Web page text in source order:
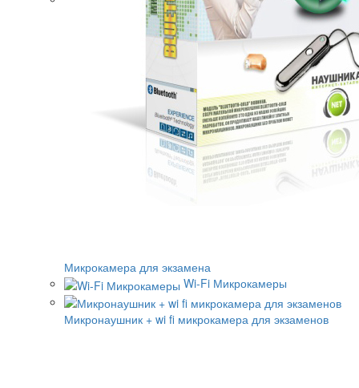
Микрокамера для экзамена
Wi-Fi Микрокамеры
Микронаушник + wi fi микрокамера для экзаменов